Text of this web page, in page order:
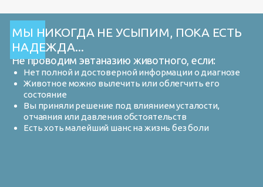
МЫ НИКОГДА НЕ УСЫПИМ, ПОКА ЕСТЬ
НАДЕЖДА...
Не проводим эвтаназию животного, если:
Нет полной и достоверной информации о диагнозе
Животное можно вылечить или облегчить его
состояние
Вы приняли решение под влиянием усталости,
отчаяния или давления обстоятельств
Есть хоть малейший шанс на жизнь без боли